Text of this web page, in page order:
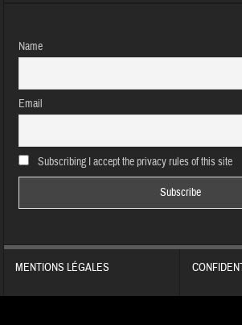
Name
Email
Subscribing I accept the privacy rules of this site
MENTIONS LÉGALES